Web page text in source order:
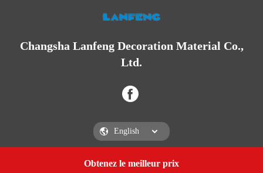
Obtenez le meilleur prix
Changsha Lanfeng Decoration Material Co.,
Ltd.
Changsha Lanfeng Decoration Material Co., Ltd.
Get a Quote